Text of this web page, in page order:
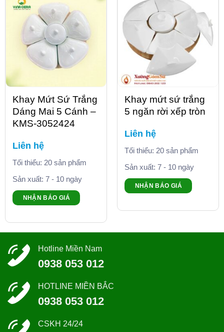
Khay Mứt Sứ Trắng
Dáng Mai 5 Cánh –
KMS-3052424
Liên hệ
Tối thiểu: 20 sản phẩm
Sản xuất: 7 - 10 ngày
NHẬN BÁO GIÁ
Khay mứt sứ trắng
5 ngăn rời xếp tròn
Liên hệ
Tối thiểu: 20 sản phẩm
Sản xuất: 7 - 10 ngày
NHẬN BÁO GIÁ
Hotline Miền Nam
0938 053 012
HOTLINE MIỀN BẮC
0938 053 012
CSKH 24/24